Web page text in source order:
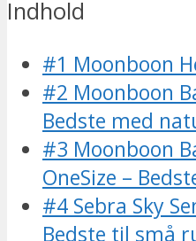
Indhold
#1 Moonboon
#2 Moonboon
Bedste med
#3 Moonboon
OneSize –
#4 Sebra Sky
Bedste til små